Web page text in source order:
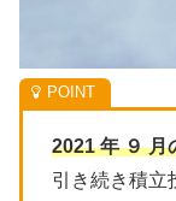
2021 年 ９ 月
引き続き積立